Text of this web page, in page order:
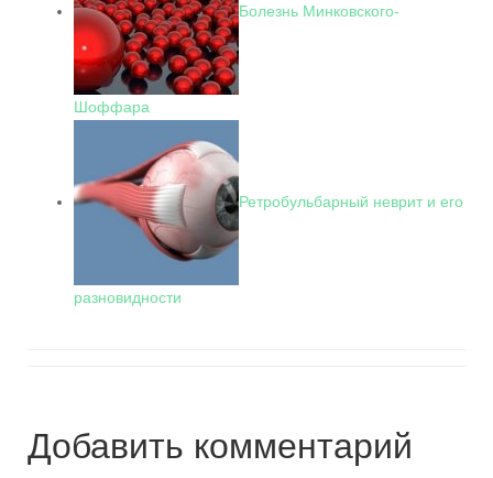
Болезнь Минковского-
Шоффара
Ретробульбарный неврит и его
разновидности
Добавить комментарий